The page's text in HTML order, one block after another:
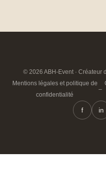
© 2026 ABH-Event · Créateur
Mentions légales et politique de
confidentialité
–
f in